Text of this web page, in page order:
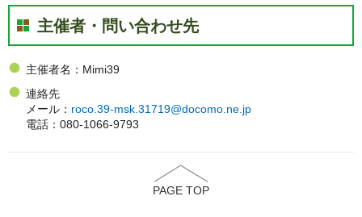
主催者・問い合わせ先
主催者名：Mimi39
連絡先
メール： roco.39-msk.31719@docomo.ne.jp
電話：080-1066-9793
PAGE TOP